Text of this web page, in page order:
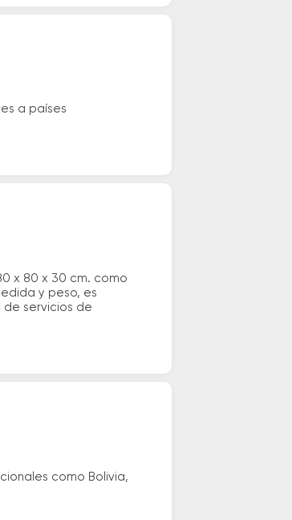
a países
x 80 x 30 cm. como
y peso, es
servicios de
como Bolivia,